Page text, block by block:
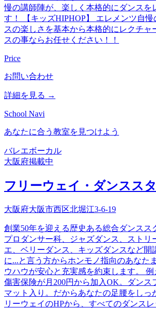
慢の講師陣が、楽しく本格的にダンスを
す！ 【キッズHIPHOP】 エレメンツ自
スの楽しさを基本から本格的にレクチャ
スの事ならお任せください！！
Price
お問い合わせ
詳細を見る →
School Navi
あなたに合う教室を見つけよう
バレエボーカル
大阪府掲載中
フリーウェイ・ダンスス
大阪府大阪市西区北堀江3-6-19
創業50年を迎える歴史ある総合ダンスス
プロダンサー科、ジャズダンス、ストリ
エ、ベリーダンス、キッズダンスなど開
に...と言う方からホンモノ指向のあなた
ウハウが安心と充実感を約束します。
傷害保険が月200円から加入OK。ダンス
マット入り。だからあなたの足腰をしっ
リーウェイのHPから、すべてのダンス